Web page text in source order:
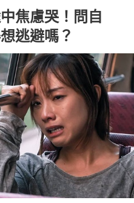
焦慮哭！問自
逃避嗎？